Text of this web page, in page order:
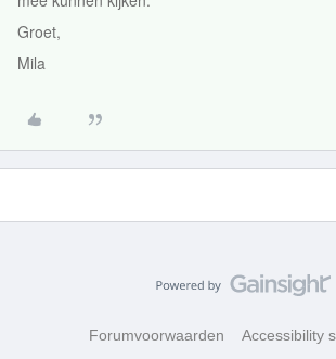
Groet,
Mila
Forumvoorwaarden Accessibility